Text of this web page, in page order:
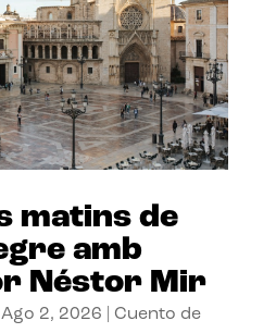
matins de
amb
Néstor Mir
Ago 2, 2026
Cuento de